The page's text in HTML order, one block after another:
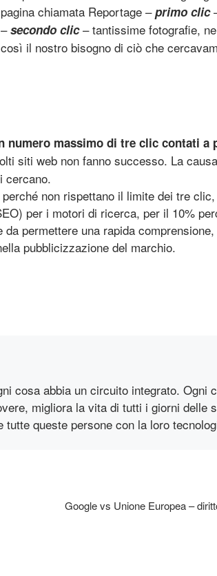
chiamata Reportage –primo clic
secondo clic– tantissime fotografie,
il nostro bisogno di ciò che
numero massimo di tre clic contati a
siti web non fanno successo. La
cercano.
non rispettano il limite dei tre
per i motori di ricerca, per il 10%
da permettere una rapida
pubblicizzazione del marchio.
cosa abbia un circuito integrato. Ogni
migliora la vita di tutti i giorni delle
tutte queste persone con la loro
Google vs Unione Europea –